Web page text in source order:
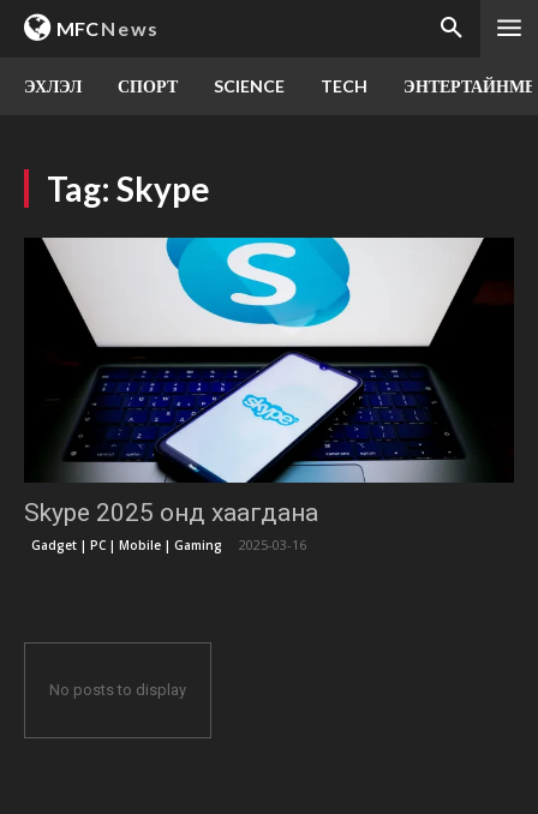
MFCNews
ЭХЛЭЛ СПОРТ SCIENCE TECH
Tag: Skype
Skype 2025 онд хаагдана
Gadget | PC | Mobile | Gaming 2025-03-16
No posts to display